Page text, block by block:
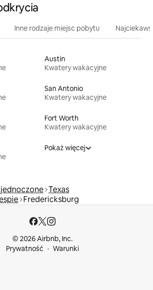
Inne rodzaje miejsc pobytu
Austin
Kwatery wakacyjne
San Antonio
Kwatery wakacyjne
Fort Worth
Kwatery wakacyjne
Pokaż więcej
Texas
Fredericksburg
© 2026 Airbnb, Inc.
Prywatność
Warunki